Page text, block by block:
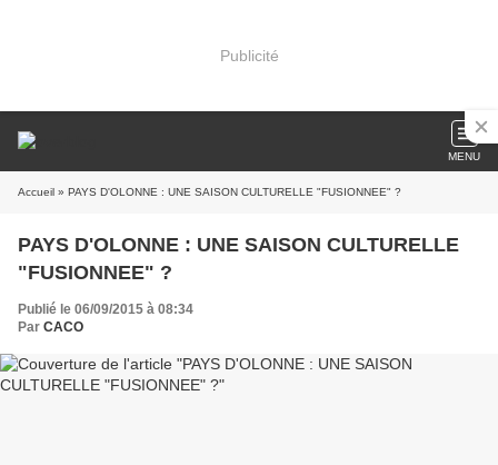
Publicité
MENU
Accueil » PAYS D'OLONNE : UNE SAISON CULTURELLE "FUSIONNEE" ?
PAYS D'OLONNE : UNE SAISON CULTURELLE
"FUSIONNEE" ?
Publié le 06/09/2015 à 08:34
Par CACO